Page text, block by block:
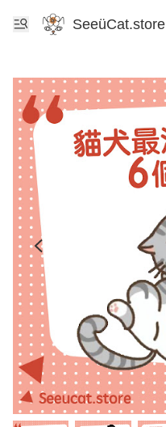
SeeüCat.store